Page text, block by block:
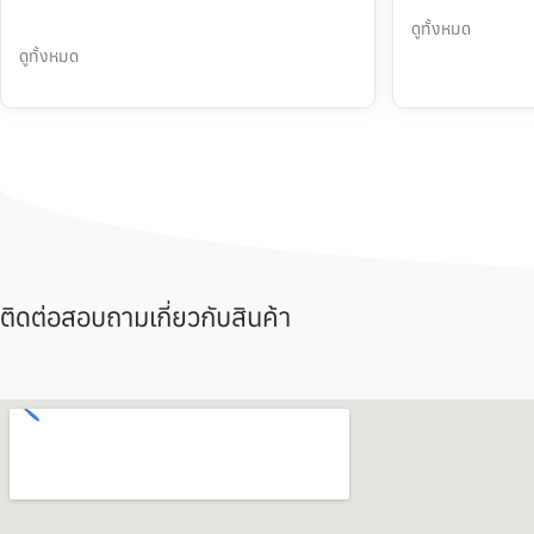
ดูทั้งหมด
ดูทั้งหมด
ติดต่อสอบถามเกี่ยวกับสินค้า